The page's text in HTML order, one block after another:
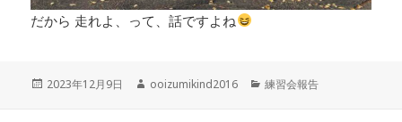
だから 走れよ、って、話ですよね
投
2023年12月9日
作
ooizumikind2016
カ
練習会報告